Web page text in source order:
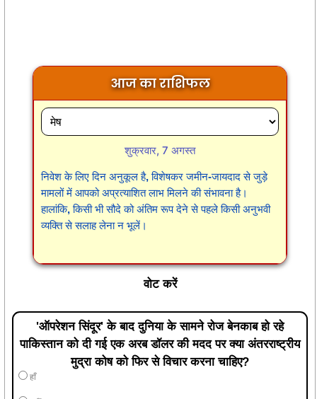
आज का राशिफल
शुक्रवार, 7 अगस्त
निवेश के लिए दिन अनुकूल है, विशेषकर जमीन-जायदाद से जुड़े
मामलों में आपको अप्रत्याशित लाभ मिलने की संभावना है।
हालांकि, किसी भी सौदे को अंतिम रूप देने से पहले किसी अनुभवी
व्यक्ति से सलाह लेना न भूलें।
वोट करें
'ऑपरेशन सिंदूर' के बाद दुनिया के सामने रोज बेनकाब हो रहे
पाकिस्तान को दी गई एक अरब डॉलर की मदद पर क्या अंतरराष्ट्रीय
मुद्रा कोष को फिर से विचार करना चाहिए?
हाँ